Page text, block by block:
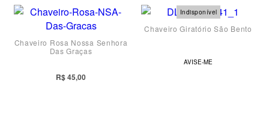
Chaveiro Rosa Nossa Senhora
Das Graças
R$ 45,00
Chaveiro Giratório São Bento
AVISE-ME